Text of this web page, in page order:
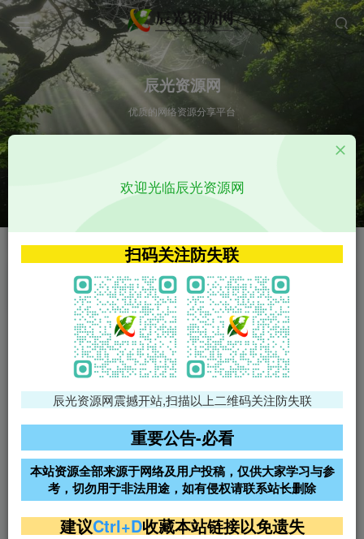
辰光资源网
优质的网络资源分享平台
VIP特权介绍 APP源码
VIP特权介绍
火
VIP特权介绍
影视源码
影视源码
免费领支付宝红包
腾讯轻量4核4G3M服务器38元/
阿里云2核2G200M服务器68元/
年
雨云高防免备案服务器
超低价文字广告位招租 超低价文字广告位招租
欢迎光临辰光资源网
扫码关注防失联
辰光资源网震撼开站,扫描以上二维码关注防失联
重要公告-必看
本站资源全部来源于网络及用户投稿，仅供大家学习与参
考，切勿用于非法用途，如有侵权请联系站长删除
建议Ctrl+D收藏本站链接以免遗失